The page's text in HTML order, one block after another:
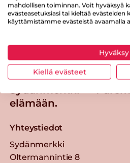
Takaisin ylös
Sydänmerkki —
elämään.
Yhteystiedot
Sydänmerkki
Oltermannintie 8
mahdollisen toiminnan. Voit hyväksyä
evästeasetuksiasi tai kieltää evästeiden
käyttämistämme evästeistä avaamalla
Hyväksy
Kiellä evästeet